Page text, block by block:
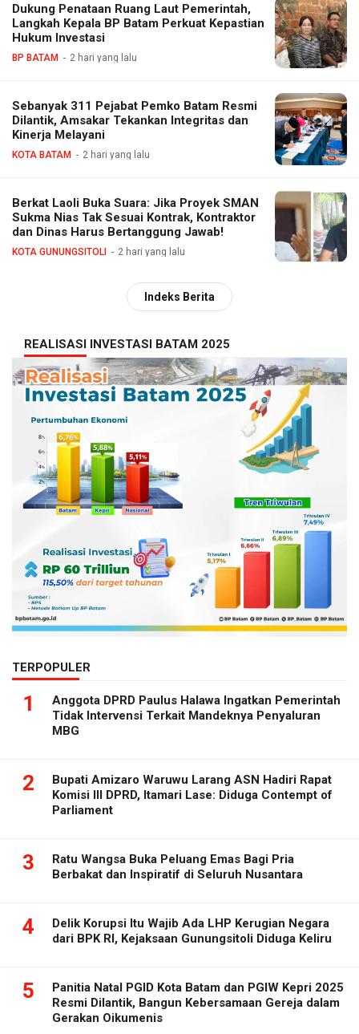
Dukung Penataan Ruang Laut Pemerintah,
Langkah Kepala BP Batam Perkuat Kepastian
Hukum Investasi
BP BATAM 2 hari yang lalu
Sebanyak 311 Pejabat Pemko Batam Resmi
Dilantik, Amsakar Tekankan Integritas dan
Kinerja Melayani
KOTA BATAM 2 hari yang lalu
Berkat Laoli Buka Suara: Jika Proyek SMAN
Sukma Nias Tak Sesuai Kontrak, Kontraktor
dan Dinas Harus Bertanggung Jawab!
KOTA GUNUNGSITOLI 2 hari yang lalu
Indeks Berita
REALISASI INVESTASI BATAM 2025
TERPOPULER
1
Anggota DPRD Paulus Halawa Ingatkan Pemerintah
Tidak Intervensi Terkait Mandeknya Penyaluran
MBG
2
Bupati Amizaro Waruwu Larang ASN Hadiri Rapat
Komisi III DPRD, Itamari Lase: Diduga Contempt of
Parliament
3
Ratu Wangsa Buka Peluang Emas Bagi Pria
Berbakat dan Inspiratif di Seluruh Nusantara
4
Delik Korupsi Itu Wajib Ada LHP Kerugian Negara
dari BPK RI, Kejaksaan Gunungsitoli Diduga Keliru
5
Panitia Natal PGID Kota Batam dan PGIW Kepri 2025
Resmi Dilantik, Bangun Kebersamaan Gereja dalam
Gerakan Oikumenis